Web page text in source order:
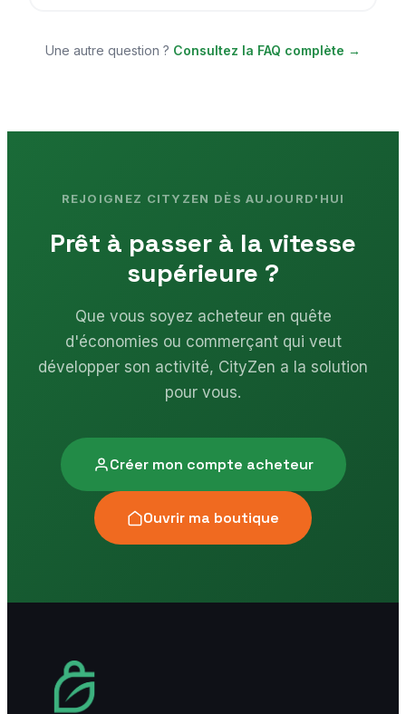
Une autre question ? Consultez la FAQ complète →
REJOIGNEZ CITYZEN DÈS AUJOURD'HUI
Prêt à passer à la vitesse
supérieure ?
Que vous soyez acheteur en quête
d'économies ou commerçant qui veut
développer son activité, CityZen a la solution
pour vous.
Créer mon compte acheteur
Ouvrir ma boutique